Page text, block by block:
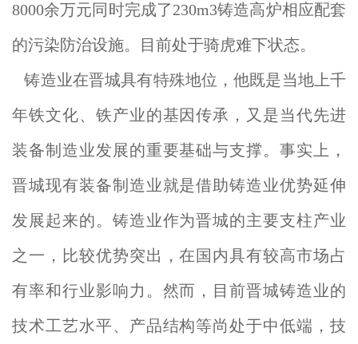
8000余万元同时完成了230m3铸造高炉相应配套
的污染防治设施。目前处于骑虎难下状态。
铸造业在晋城具有特殊地位，他既是当地上千
年铁文化、铁产业的基因传承，又是当代先进
装备制造业发展的重要基础与支撑。事实上，
晋城现有装备制造业就是借助铸造业优势延伸
发展起来的。铸造业作为晋城的主要支柱产业
之一，比较优势突出，在国内具有较高市场占
有率和行业影响力。然而，目前晋城铸造业的
技术工艺水平、产品结构等尚处于中低端，技